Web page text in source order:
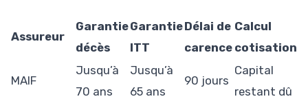
Assureur
Garantie
décès
Garantie
ITT
Délai de
carence
Calcul
cotisation
MAIF
Jusqu’à
70 ans
Jusqu’à
65 ans
90 jours
Capital
restant dû